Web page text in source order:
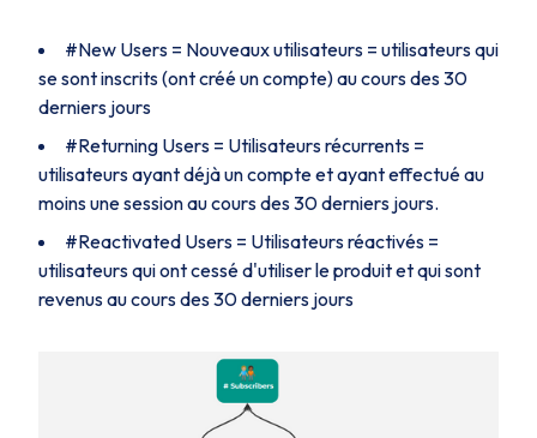
#New Users = Nouveaux utilisateurs = utilisateurs qui
se sont inscrits (ont créé un compte) au cours des 30
derniers jours
#Returning Users = Utilisateurs récurrents =
utilisateurs ayant déjà un compte et ayant effectué au
moins une session au cours des 30 derniers jours.
#Reactivated Users = Utilisateurs réactivés =
utilisateurs qui ont cessé d'utiliser le produit et qui sont
revenus au cours des 30 derniers jours